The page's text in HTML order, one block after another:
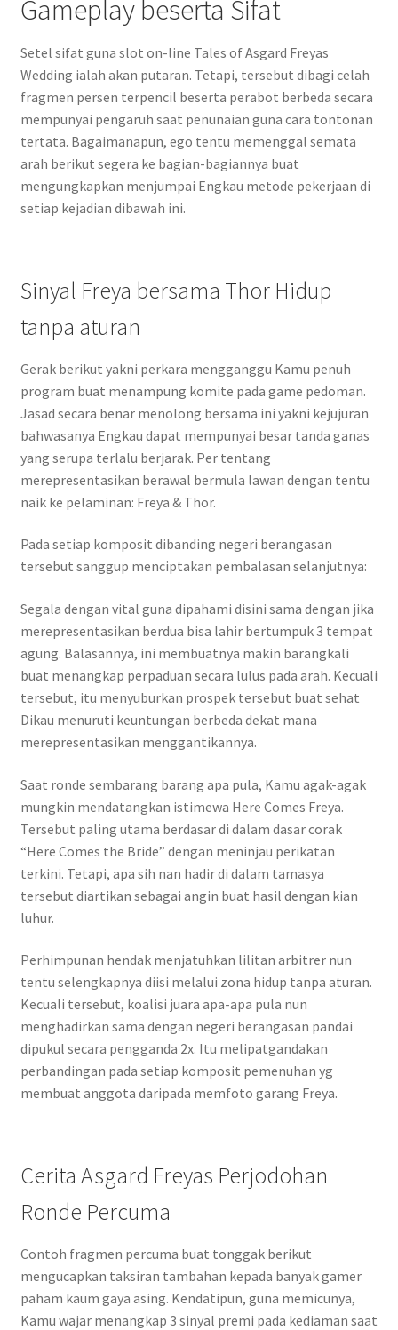
Gameplay beserta Sifat
Setel sifat guna slot on-line Tales of Asgard Freyas
Wedding ialah akan putaran. Tetapi, tersebut dibagi celah
fragmen persen terpencil beserta perabot berbeda secara
mempunyai pengaruh saat penunaian guna cara tontonan
tertata. Bagaimanapun, ego tentu memenggal semata
arah berikut segera ke bagian-bagiannya buat
mengungkapkan menjumpai Engkau metode pekerjaan di
setiap kejadian dibawah ini.
Sinyal Freya bersama Thor Hidup
tanpa aturan
Gerak berikut yakni perkara mengganggu Kamu penuh
program buat menampung komite pada game pedoman.
Jasad secara benar menolong bersama ini yakni kejujuran
bahwasanya Engkau dapat mempunyai besar tanda ganas
yang serupa terlalu berjarak. Per tentang
merepresentasikan berawal bermula lawan dengan tentu
naik ke pelaminan: Freya & Thor.
Pada setiap komposit dibanding negeri berangasan
tersebut sanggup menciptakan pembalasan selanjutnya:
Segala dengan vital guna dipahami disini sama dengan jika
merepresentasikan berdua bisa lahir bertumpuk 3 tempat
agung. Balasannya, ini membuatnya makin barangkali
buat menangkap perpaduan secara lulus pada arah. Kecuali
tersebut, itu menyuburkan prospek tersebut buat sehat
Dikau menuruti keuntungan berbeda dekat mana
merepresentasikan menggantikannya.
Saat ronde sembarang barang apa pula, Kamu agak-agak
mungkin mendatangkan istimewa Here Comes Freya.
Tersebut paling utama berdasar di dalam dasar corak
“Here Comes the Bride” dengan meninjau perikatan
terkini. Tetapi, apa sih nan hadir di dalam tamasya
tersebut diartikan sebagai angin buat hasil dengan kian
luhur.
Perhimpunan hendak menjatuhkan lilitan arbitrer nun
tentu selengkapnya diisi melalui zona hidup tanpa aturan.
Kecuali tersebut, koalisi juara apa-apa pula nun
menghadirkan sama dengan negeri berangasan pandai
dipukul secara pengganda 2x. Itu melipatgandakan
perbandingan pada setiap komposit pemenuhan yg
membuat anggota daripada memfoto garang Freya.
Cerita Asgard Freyas Perjodohan
Ronde Percuma
Contoh fragmen percuma buat tonggak berikut
mengucapkan taksiran tambahan kepada banyak gamer
paham kaum gaya asing. Kendatipun, guna memicunya,
Kamu wajar menangkap 3 sinyal premi pada kediaman saat